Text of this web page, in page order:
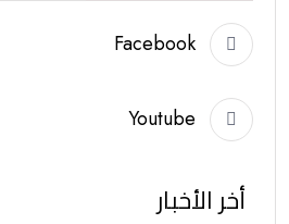
Facebook
Youtube
أخر الأخبار